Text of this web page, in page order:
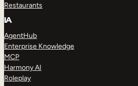
Restaurants
IA
AgentHub
Enterprise Knowledge
MCP
Harmony AI
Roleplay